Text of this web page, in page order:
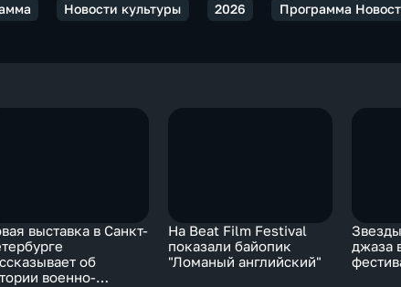
Новости культуры 2026 Программа
выставка в Санкт-
об
военно-
На Beat Film Festival
показали байопик
"Ломаный английский"
джаза